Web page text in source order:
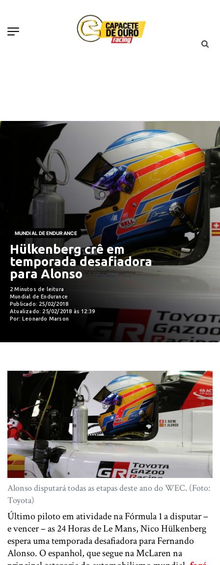
MUNDIAL DE ENDURANCE
Hülkenberg crê em
temporada desafiadora
para Alonso
2 Minutos de leitura
Mundial de Endurance
Publicado: 25/02/2018
Atualizado: 25/02/2018 às 12:39
Por: Leonardo Marson
Alonso disputará todas as etapas deste ano do WEC. (Foto:
Toyota)
Último piloto em atividade na Fórmula 1 a disputar –
e vencer – as 24 Horas de Le Mans, Nico Hülkenberg
espera uma temporada desafiadora para Fernando
Alonso. O espanhol, que segue na McLaren na